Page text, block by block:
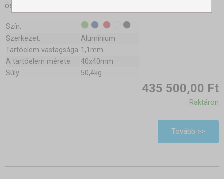
összecsukható.
Szín:
Szerkezet:
Alumínium
Tartóelem vastagsága: 1,1mm
A tartóelem mérete:
40x40mm
Súly:
50,4kg
435 500,00 Ft
Raktáron
Tovább >>